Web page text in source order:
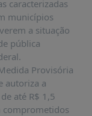
caracterizadas
municípios
a situação
pública
Provisória
autoriza a
até R$ 1,5
comprometidos